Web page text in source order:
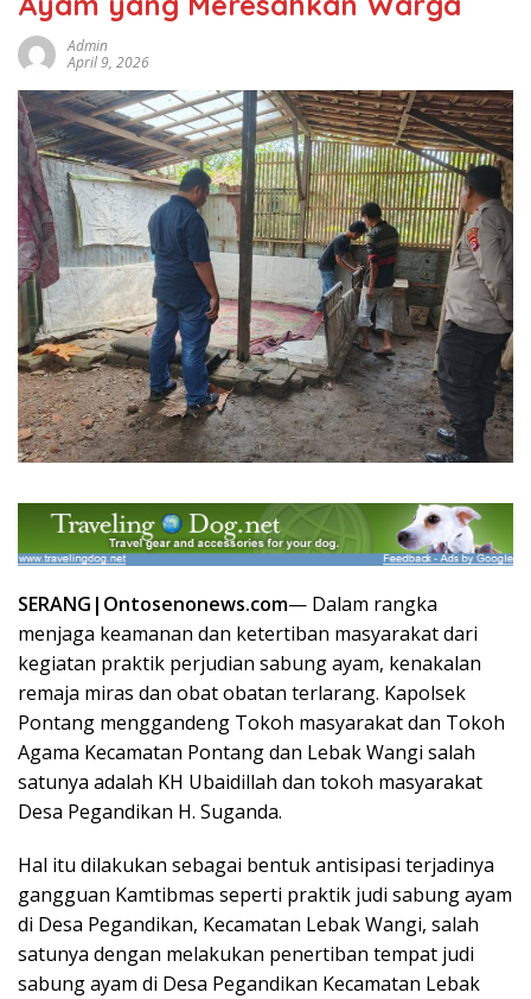
Admin
April 9, 2026
SERANG|Ontosenonews.com— Dalam rangka
menjaga keamanan dan ketertiban masyarakat dari
kegiatan praktik perjudian sabung ayam, kenakalan
remaja miras dan obat obatan terlarang. Kapolsek
Pontang menggandeng Tokoh masyarakat dan Tokoh
Agama Kecamatan Pontang dan Lebak Wangi salah
satunya adalah KH Ubaidillah dan tokoh masyarakat
Desa Pegandikan H. Suganda.
Hal itu dilakukan sebagai bentuk antisipasi terjadinya
gangguan Kamtibmas seperti praktik judi sabung ayam
di Desa Pegandikan, Kecamatan Lebak Wangi, salah
satunya dengan melakukan penertiban tempat judi
sabung ayam di Desa Pegandikan Kecamatan Lebak